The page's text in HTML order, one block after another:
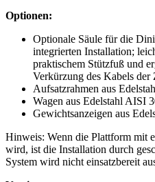
Optionen:
Optionale Säule für die
integrierten Installation;
praktischem Stützfuß und
Verkürzung des Kabels
Aufsatzrahmen aus
Wagen aus Edelstahl AISI
Gewichtsanzeigen aus
Hinweis: Wenn die Plattform mit
wird, ist die Installation durch
System wird nicht einsatzbereit